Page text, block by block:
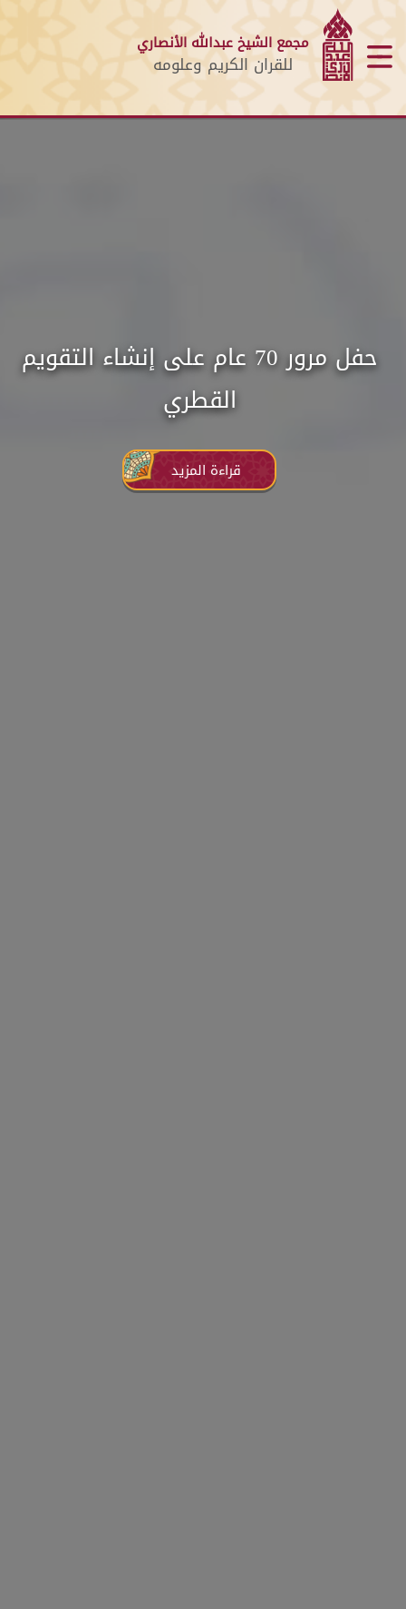
مجمع الشيخ عبدالله الأنصاري
للقران الكريم وعلومه
مجمع الشيخ عبد الله الأنصاري
قراءة المزيد
قراءة المزيد